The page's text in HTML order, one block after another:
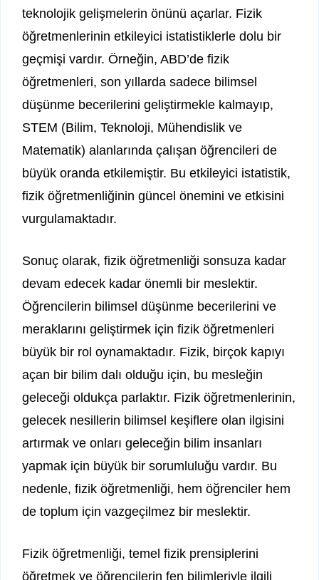
teknolojik gelişmelerin önünü açarlar. Fizik
öğretmenlerinin etkileyici istatistiklerle dolu bir
geçmişi vardır. Örneğin, ABD’de fizik
öğretmenleri, son yıllarda sadece bilimsel
düşünme becerilerini geliştirmekle kalmayıp,
STEM (Bilim, Teknoloji, Mühendislik ve
Matematik) alanlarında çalışan öğrencileri de
büyük oranda etkilemiştir. Bu etkileyici istatistik,
fizik öğretmenliğinin güncel önemini ve etkisini
vurgulamaktadır.
Sonuç olarak, fizik öğretmenliği sonsuza kadar
devam edecek kadar önemli bir meslektir.
Öğrencilerin bilimsel düşünme becerilerini ve
meraklarını geliştirmek için fizik öğretmenleri
büyük bir rol oynamaktadır. Fizik, birçok kapıyı
açan bir bilim dalı olduğu için, bu mesleğin
geleceği oldukça parlaktır. Fizik öğretmenlerinin,
gelecek nesillerin bilimsel keşiflere olan ilgisini
artırmak ve onları geleceğin bilim insanları
yapmak için büyük bir sorumluluğu vardır. Bu
nedenle, fizik öğretmenliği, hem öğrenciler hem
de toplum için vazgeçilmez bir meslektir.
Fizik öğretmenliği, temel fizik prensiplerini
öğretmek ve öğrencilerin fen bilimleriyle ilgili